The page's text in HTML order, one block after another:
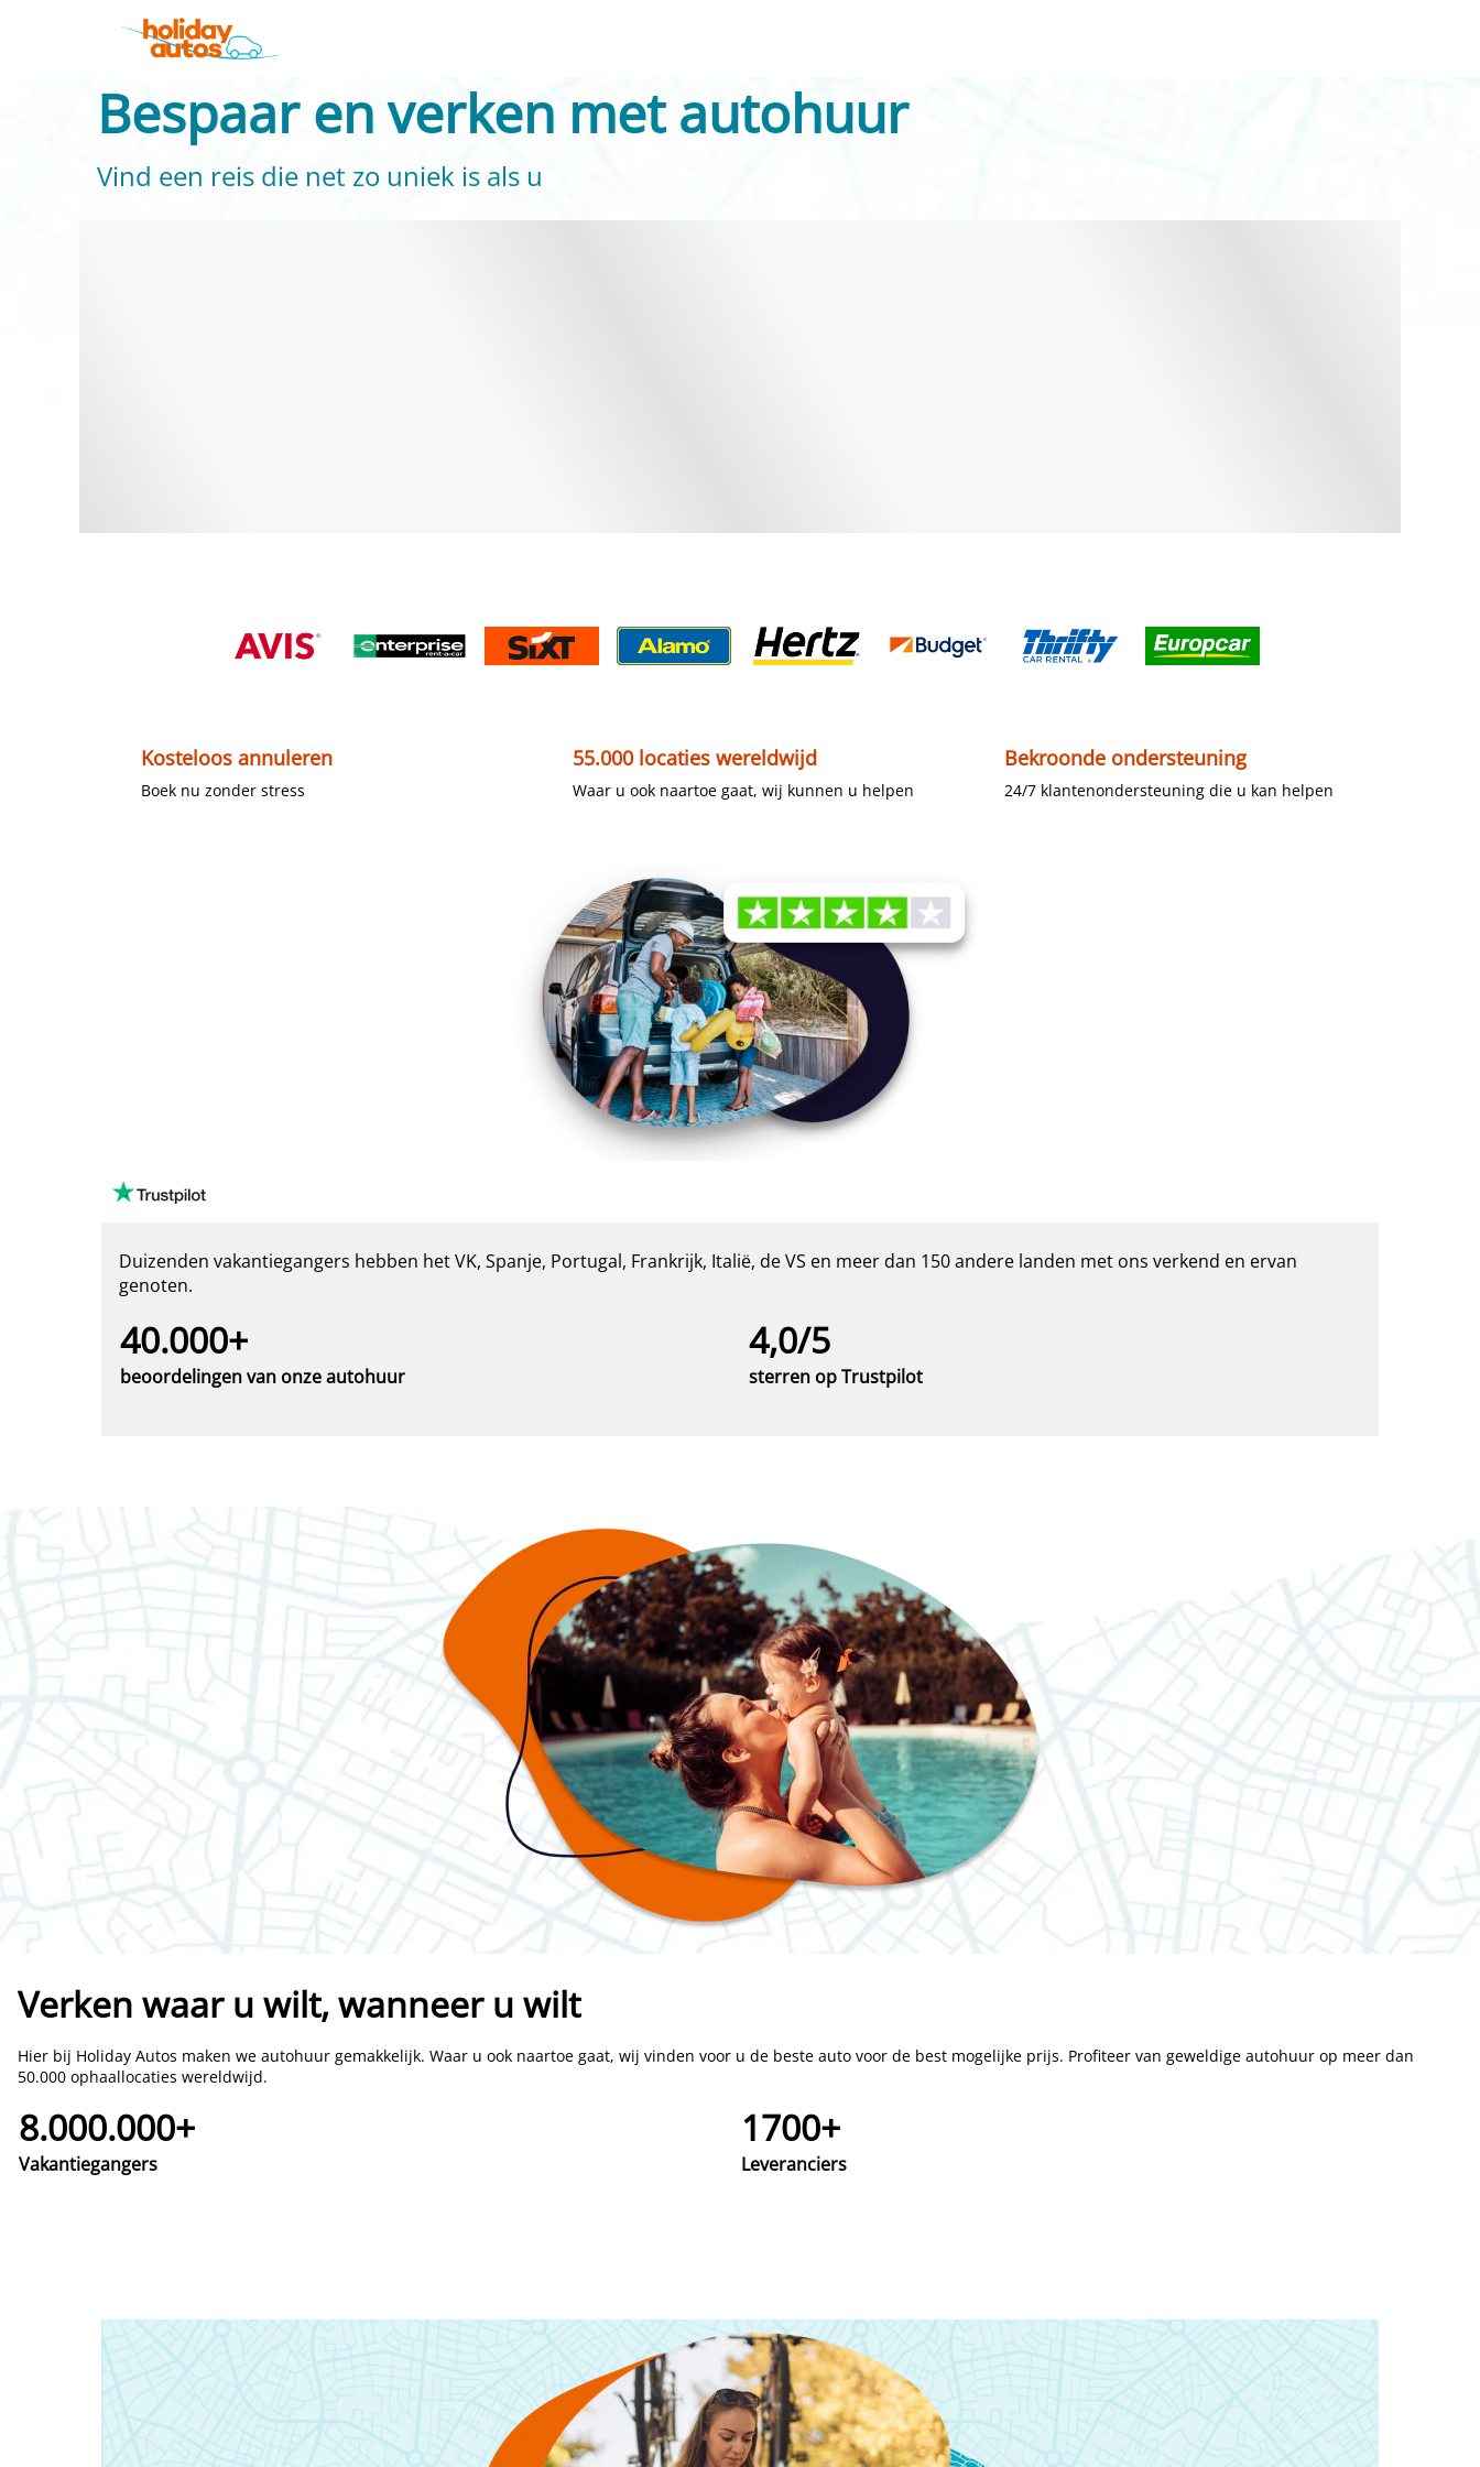
Bespaar en verken met autohuur
Vind een reis die net zo uniek is als u
Kosteloos annuleren
Boek nu zonder stress
55.000 locaties wereldwijd
Waar u ook naartoe gaat, wij kunnen u helpen
Bekroonde ondersteuning
24/7 klantenondersteuning die u kan helpen
Duizenden vakantiegangers hebben het VK, Spanje, Portugal, Frankrijk, Italië, de VS en meer dan 150 andere landen met ons verkend en ervan
genoten.
40.000+
beoordelingen van onze autohuur
4,0/5
sterren op Trustpilot
Verken waar u wilt, wanneer u wilt
Hier bij Holiday Autos maken we autohuur gemakkelijk. Waar u ook naartoe gaat, wij vinden voor u de beste auto voor de best mogelijke prijs. Profiteer van geweldige autohuur op meer dan
50.000 ophaallocaties wereldwijd.
8.000.000+
Vakantiegangers
1700+
Leveranciers